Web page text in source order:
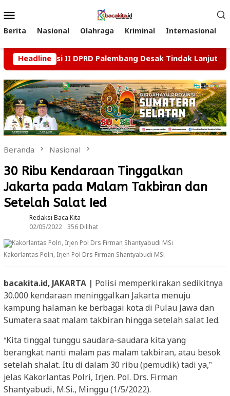
ke
kontenMobile
Berita Nasional Olahraga Kriminal Internasional
Headline
Komisi II DPRD Palembang Desak Tindak Lanjut Kasus
Beranda Nasional
30 Ribu Kendaraan Tinggalkan
Jakarta pada Malam Takbiran dan
Setelah Salat Ied
Redaksi Baca Kita
02/05/2022
356 Dilihat
Kakorlantas Polri, Irjen Pol Drs Firman Shantyabudi MSi
bacakita.id, JAKARTA | Polisi memperkirakan sedikitnya
30.000 kendaraan meninggalkan Jakarta menuju
kampung halaman ke berbagai kota di Pulau Jawa dan
Sumatera saat malam takbiran hingga setelah salat Ied.
“Kita tinggal tunggu saudara-saudara kita yang
berangkat nanti malam pas malam takbiran, atau besok
setelah shalat. Itu di dalam 30 ribu (pemudik) tadi ya,”
jelas Kakorlantas Polri, Irjen. Pol. Drs. Firman
Shantyabudi, M.Si., Minggu (1/5/2022).